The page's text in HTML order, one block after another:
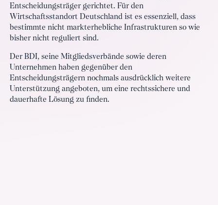
Entscheidungsträger gerichtet. Für den
Wirtschaftsstandort Deutschland ist es essenziell, dass
bestimmte nicht markterhebliche Infrastrukturen so wie
bisher nicht reguliert sind.
Der BDI, seine Mitgliedsverbände sowie deren
Unternehmen haben gegenüber den
Entscheidungsträgern nochmals ausdrücklich weitere
Unterstützung angeboten, um eine rechtssichere und
dauerhafte Lösung zu finden.